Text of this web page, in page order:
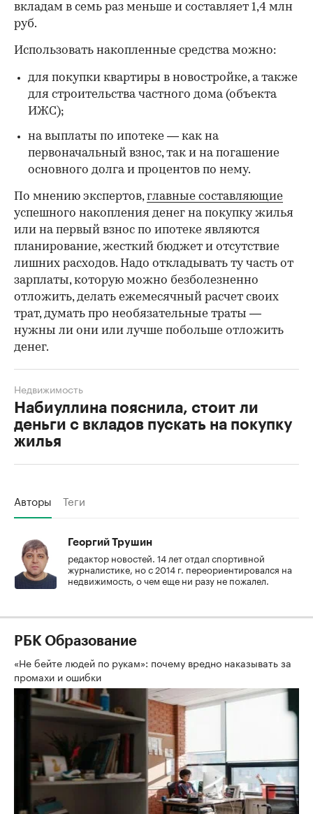
вкладам в семь раз меньше и составляет 1,4 млн
руб.
Использовать накопленные средства можно:
00:00 / 00:00
для покупки квартиры в новостройке, а также
для строительства частного дома (объекта
ИЖС);
на выплаты по ипотеке — как на
первоначальный взнос, так и на погашение
основного долга и процентов по нему.
По мнению экспертов,главные составляющие
успешного накопления денег на покупку жилья
или на первый взнос по ипотеке являются
планирование, жесткий бюджет и отсутствие
лишних расходов. Надо откладывать ту часть от
зарплаты, которую можно безболезненно
отложить, делать ежемесячный расчет своих
трат, думать про необязательные траты —
нужны ли они или лучше побольше отложить
денег.
Набиуллина пояснила, стоит ли
деньги с вкладов пускать на покупку
жилья
Недвижимость
Авторы Теги
Георгий Трушин
редактор новостей. 14 лет отдал спортивной
журналистике, но с 2014 г. переориентировался на
недвижимость, о чем еще ни разу не пожалел.
РБК Образование
«Не бейте людей по рукам»: почему вредно наказывать за
промахи и ошибки